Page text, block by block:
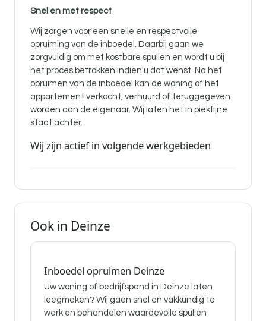
Snel en met respect
Wij zorgen voor een snelle en respectvolle
opruiming van de inboedel. Daarbij gaan we
zorgvuldig om met kostbare spullen en wordt u bij
het proces betrokken indien u dat wenst. Na het
opruimen van de inboedel kan de woning of het
appartement verkocht, verhuurd of teruggegeven
worden aan de eigenaar. Wij laten het in piekfijne
staat achter.
Wij zijn actief in volgende werkgebieden
Ook in Deinze
Inboedel opruimen Deinze
Uw woning of bedrijfspand in Deinze laten
leegmaken? Wij gaan snel en vakkundig te
werk en behandelen waardevolle spullen